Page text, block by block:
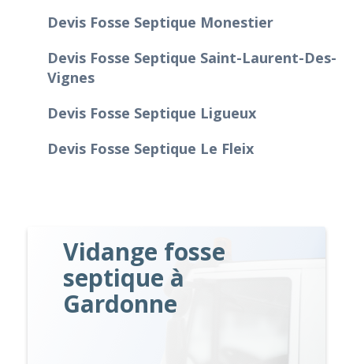
Devis Fosse Septique Monestier
Devis Fosse Septique Saint-Laurent-Des-
Vignes
Devis Fosse Septique Ligueux
Devis Fosse Septique Le Fleix
Vidange fosse
septique à
Gardonne